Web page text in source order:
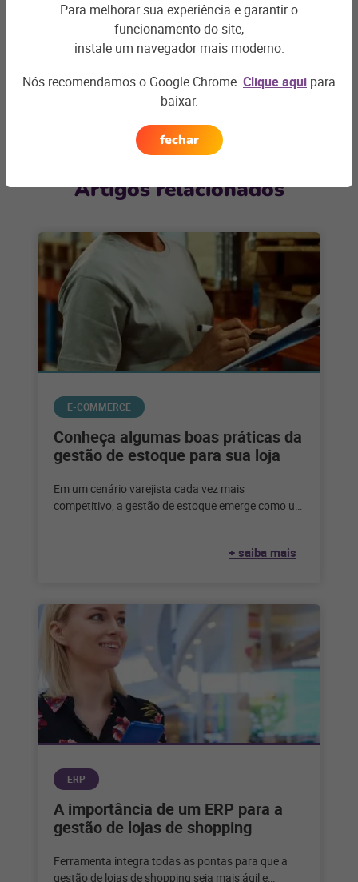
Podemos te ajudar com os desafios do seu negócio e
encontrar asolução ideal
Artigos relacionados
E-COMMERCE
Conheça algumas boas práticas da
gestão de estoque para sua loja
Em um cenário varejista cada vez mais
competitivo, a gestão de estoque emerge como um
+ saiba mais
ERP
A importância de um ERP para a
gestão de lojas de shopping
Ferramenta integra todas as pontas para que a
gestão de lojas de shopping seja mais ágil e
Para melhorar sua experiência e garantir o
funcionamento do site,
instale um navegador mais moderno.
Nós recomendamos o Google Chrome. Clique aqui para
baixar.
fechar